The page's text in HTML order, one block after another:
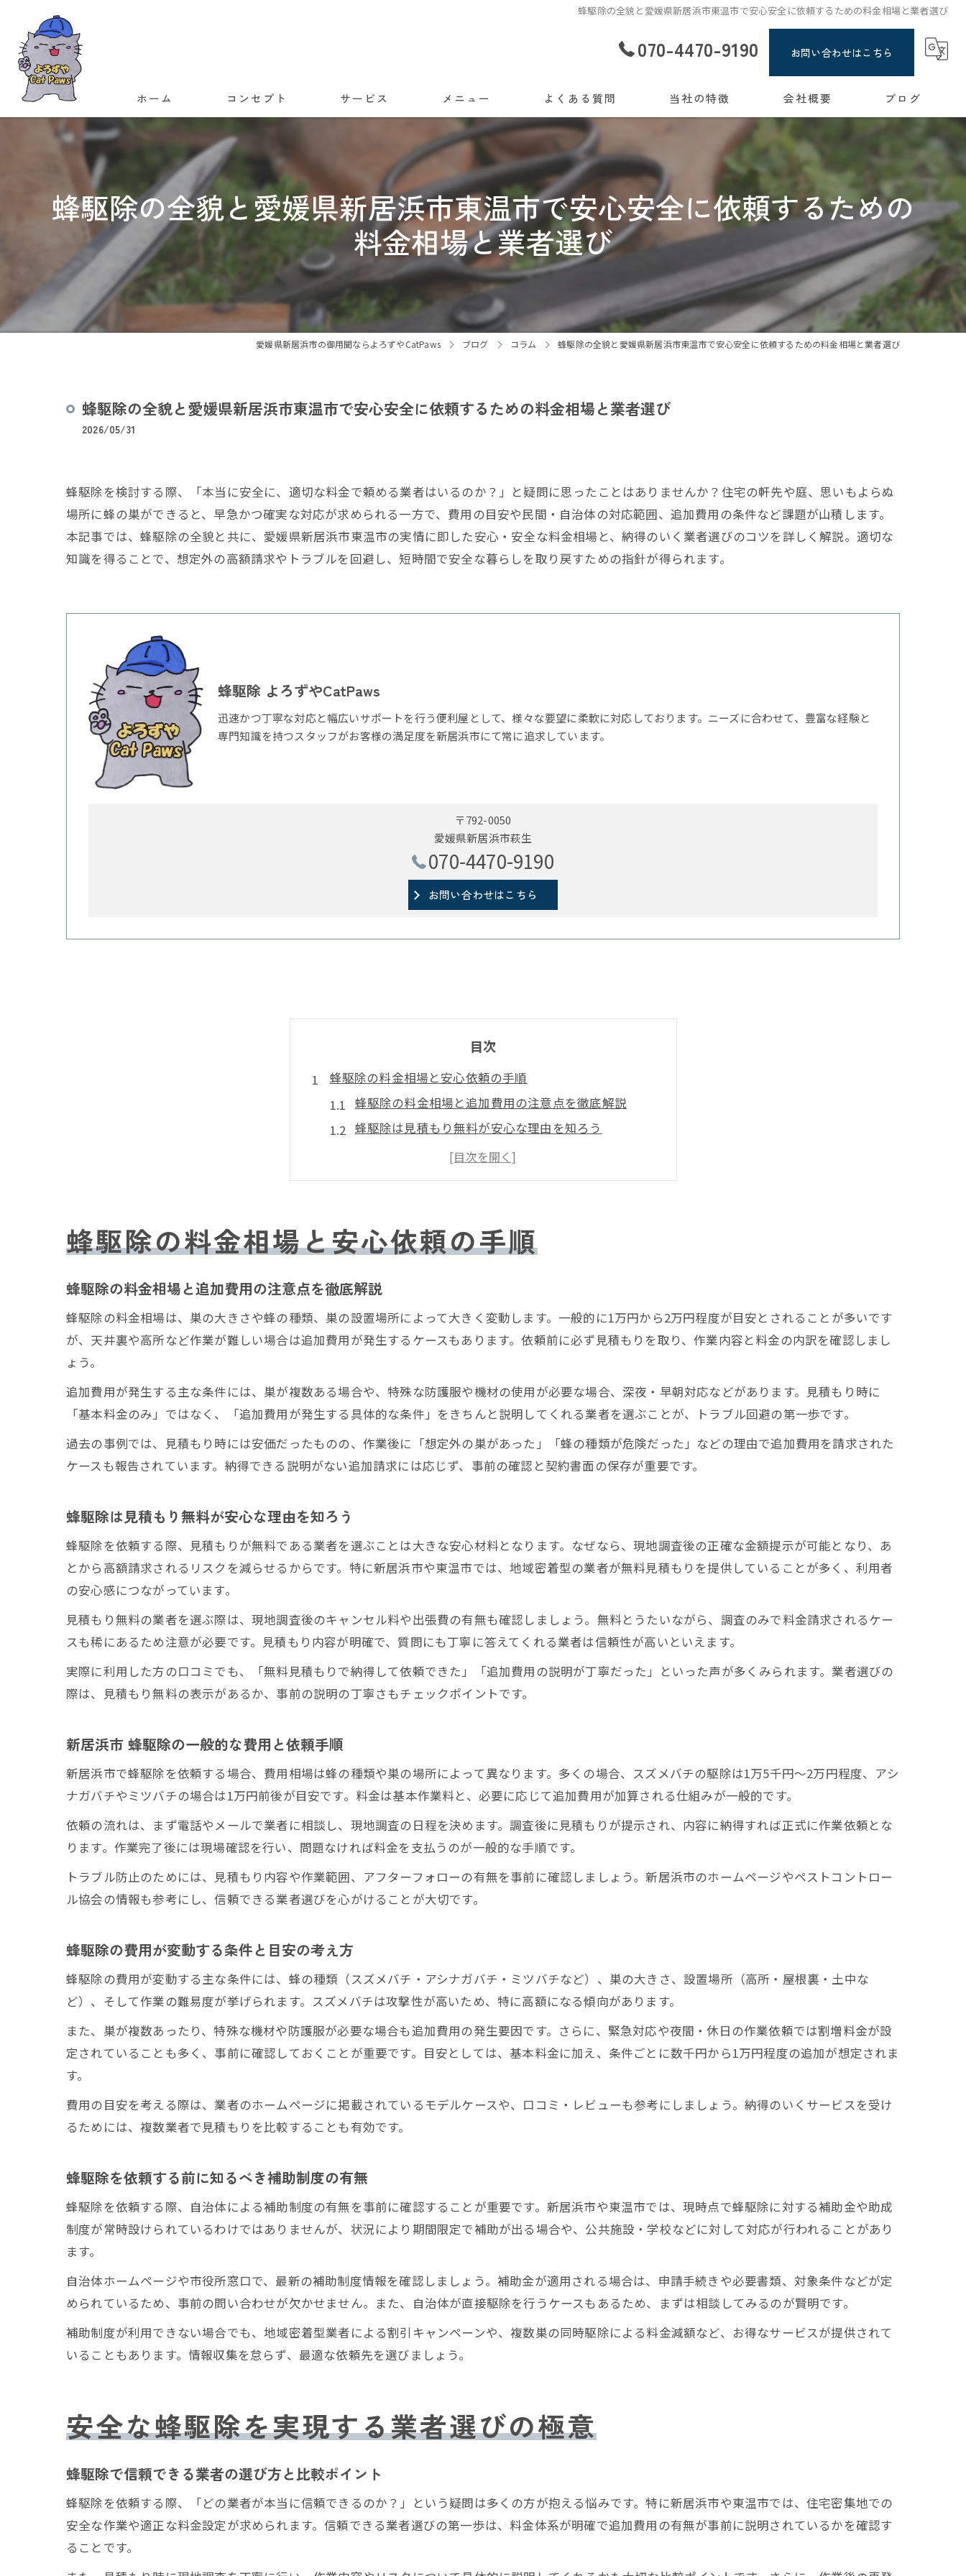
蜂駆除の全貌と愛媛県新居浜市東温市で安心安全に依頼するための料金相場と業者選び
070-4470-9190 お問い合わせはこちら
ホーム コンセプト
代表あいさつ
サービス メニュー よくある質問 当社の特徴
新居浜市｜蜂駆除 危険な蜂、よろずやCatPawsが迅速対応！
草刈り
剪定
掃除
会社概要 ブログ
蜂駆除の全貌と愛媛県新居浜市東温市で安心安全に依頼するための
料金相場と業者選び
愛媛県新居浜市の御用聞ならよろずやCatPaws ブログ コラム 蜂駆除の全貌と愛媛県新居浜市東温市で安心安全に依頼するための料金相場と業者選び
蜂駆除の全貌と愛媛県新居浜市東温市で安心安全に依頼するための料金相場と業者選び
2026/05/31
蜂駆除を検討する際、「本当に安全に、適切な料金で頼める業者はいるのか？」と疑問に思ったことはありませんか？住宅の軒先や庭、思いもよらぬ
場所に蜂の巣ができると、早急かつ確実な対応が求められる一方で、費用の目安や民間・自治体の対応範囲、追加費用の条件など課題が山積します。
本記事では、蜂駆除の全貌と共に、愛媛県新居浜市東温市の実情に即した安心・安全な料金相場と、納得のいく業者選びのコツを詳しく解説。適切な
知識を得ることで、想定外の高額請求やトラブルを回避し、短時間で安全な暮らしを取り戻すための指針が得られます。
蜂駆除 よろずやCatPaws
迅速かつ丁寧な対応と幅広いサポートを行う便利屋として、様々な要望に柔軟に対応しております。ニーズに合わせて、豊富な経験と
専門知識を持つスタッフがお客様の満足度を新居浜市にて常に追求しています。
〒792-0050
愛媛県新居浜市萩生
070-4470-9190
お問い合わせはこちら
目次
蜂駆除の料金相場と安心依頼の手順
蜂駆除の料金相場と追加費用の注意点を徹底解説
蜂駆除は見積もり無料が安心な理由を知ろう
新居浜市 蜂駆除の一般的な費用と依頼手順
蜂駆除の費用が変動する条件と目安の考え方
安全な蜂駆除を実現する業者選びの極意
蜂駆除で信頼できる業者の選び方と比較ポイント
愛媛県 ペストコントロール協会加盟業者の安心感とは
蜂駆除で即日対応や受付時間も選択基準になる理由
新居浜市 蜂駆除の緊急時に頼れる相談窓口を紹介
蜂駆除で危険を避けるための初動行動マニュアル
蜂駆除は自治体と民間で何が違うのかを整理
民間蜂駆除ではサービス範囲とサポート体制に注目
蜂駆除依頼で注意すべき追加費用の落とし穴
戻りバチ対策や薬剤追加で蜂駆除費用が増える事例
蜂駆除依頼時は作業範囲や内容を明確に確認しよう
迷わない蜂駆除と費用の見極め方まとめ
蜂駆除依頼で後悔しないための費用比較ポイント
蜂駆除は口コミや実績を活用して業者を選択しよう
蜂駆除依頼の流れと追加費用を総まとめで確認
蜂駆除の料金相場と安心依頼の手順
蜂駆除の料金相場と追加費用の注意点を徹底解説
蜂駆除の料金相場は、巣の大きさや蜂の種類、巣の設置場所によって大きく変動します。一般的に1万円から2万円程度が目安とされることが多いです
が、天井裏や高所など作業が難しい場合は追加費用が発生するケースもあります。依頼前に必ず見積もりを取り、作業内容と料金の内訳を確認しまし
ょう。
追加費用が発生する主な条件には、巣が複数ある場合や、特殊な防護服や機材の使用が必要な場合、深夜・早朝対応などがあります。見積もり時に
「基本料金のみ」ではなく、「追加費用が発生する具体的な条件」をきちんと説明してくれる業者を選ぶことが、トラブル回避の第一歩です。
過去の事例では、見積もり時には安価だったものの、作業後に「想定外の巣があった」「蜂の種類が危険だった」などの理由で追加費用を請求された
ケースも報告されています。納得できる説明がない追加請求には応じず、事前の確認と契約書面の保存が重要です。
蜂駆除は見積もり無料が安心な理由を知ろう
蜂駆除を依頼する際、見積もりが無料である業者を選ぶことは大きな安心材料となります。なぜなら、現地調査後の正確な金額提示が可能となり、あ
とから高額請求されるリスクを減らせるからです。特に新居浜市や東温市では、地域密着型の業者が無料見積もりを提供していることが多く、利用者
の安心感につながっています。
見積もり無料の業者を選ぶ際は、現地調査後のキャンセル料や出張費の有無も確認しましょう。無料とうたいながら、調査のみで料金請求されるケー
スも稀にあるため注意が必要です。見積もり内容が明確で、質問にも丁寧に答えてくれる業者は信頼性が高いといえます。
実際に利用した方の口コミでも、「無料見積もりで納得して依頼できた」「追加費用の説明が丁寧だった」といった声が多くみられます。業者選びの
際は、見積もり無料の表示があるか、事前の説明の丁寧さもチェックポイントです。
新居浜市 蜂駆除の一般的な費用と依頼手順
新居浜市で蜂駆除を依頼する場合、費用相場は蜂の種類や巣の場所によって異なります。多くの場合、スズメバチの駆除は1万5千円～2万円程度、アシ
ナガバチやミツバチの場合は1万円前後が目安です。料金は基本作業料と、必要に応じて追加費用が加算される仕組みが一般的です。
依頼の流れは、まず電話やメールで業者に相談し、現地調査の日程を決めます。調査後に見積もりが提示され、内容に納得すれば正式に作業依頼とな
ります。作業完了後には現場確認を行い、問題なければ料金を支払うのが一般的な手順です。
トラブル防止のためには、見積もり内容や作業範囲、アフターフォローの有無を事前に確認しましょう。新居浜市のホームページやペストコントロー
ル協会の情報も参考にし、信頼できる業者選びを心がけることが大切です。
蜂駆除の費用が変動する条件と目安の考え方
蜂駆除の費用が変動する主な条件には、蜂の種類（スズメバチ・アシナガバチ・ミツバチなど）、巣の大きさ、設置場所（高所・屋根裏・土中な
ど）、そして作業の難易度が挙げられます。スズメバチは攻撃性が高いため、特に高額になる傾向があります。
また、巣が複数あったり、特殊な機材や防護服が必要な場合も追加費用の発生要因です。さらに、緊急対応や夜間・休日の作業依頼では割増料金が設
定されていることも多く、事前に確認しておくことが重要です。目安としては、基本料金に加え、条件ごとに数千円から1万円程度の追加が想定されま
す。
費用の目安を考える際は、業者のホームページに掲載されているモデルケースや、口コミ・レビューも参考にしましょう。納得のいくサービスを受け
るためには、複数業者で見積もりを比較することも有効です。
蜂駆除を依頼する前に知るべき補助制度の有無
蜂駆除を依頼する際、自治体による補助制度の有無を事前に確認することが重要です。新居浜市や東温市では、現時点で蜂駆除に対する補助金や助成
制度が常時設けられているわけではありませんが、状況により期間限定で補助が出る場合や、公共施設・学校などに対して対応が行われることがあり
ます。
自治体ホームページや市役所窓口で、最新の補助制度情報を確認しましょう。補助金が適用される場合は、申請手続きや必要書類、対象条件などが定
められているため、事前の問い合わせが欠かせません。また、自治体が直接駆除を行うケースもあるため、まずは相談してみるのが賢明です。
補助制度が利用できない場合でも、地域密着型業者による割引キャンペーンや、複数巣の同時駆除による料金減額など、お得なサービスが提供されて
いることもあります。情報収集を怠らず、最適な依頼先を選びましょう。
安全な蜂駆除を実現する業者選びの極意
蜂駆除で信頼できる業者の選び方と比較ポイント
蜂駆除を依頼する際、「どの業者が本当に信頼できるのか？」という疑問は多くの方が抱える悩みです。特に新居浜市や東温市では、住宅密集地での
安全な作業や適正な料金設定が求められます。信頼できる業者選びの第一歩は、料金体系が明確で追加費用の有無が事前に説明されているかを確認す
ることです。